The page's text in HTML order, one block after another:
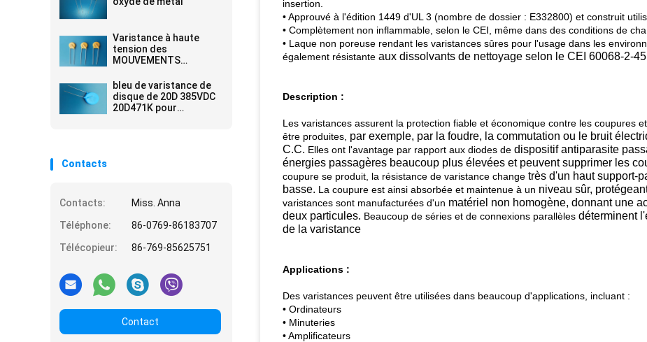
Varistance à haute
tension des
MOUVEMENTS
d'oxyde de zinc
bleu de varistance de
disque de 20D 385VDC
20D471K pour
Contacts
Contacts:
Miss. Anna
Téléphone:
86-0769-86183707
Télécopieur:
86-769-85625751
Contact
insertion.
• Approuvé à l'édition 1449 d'UL 3 (nombre de dossier : E332800) et construit
• Complètement non inflammable, selon le CEI, même dans des conditions de
• Laque non poreuse rendant les varistances sûres pour l'usage dans les
également résistante aux dissolvants de nettoyage selon le CEI 60068-2-
Description :
Les varistances assurent la protection fiable et économique contre les coupures
être produites, par exemple, par la foudre, la commutation ou le bruit
C.C. Elles ont l'avantage par rapport aux diodes de dispositif antiparasite
énergies passagères beaucoup plus élevées et peuvent supprimer les
coupure se produit, la résistance de varistance change très d'un haut support-
basse. La coupure est ainsi absorbée et maintenue à un niveau sûr,
varistances sont manufacturées d'un matériel non homogène, donnant une
deux particules. Beaucoup de séries et de connexions parallèles déterminent
de la varistance
Applications :
Des varistances peuvent être utilisées dans beaucoup d'applications, incluant :
• Ordinateurs
• Minuteries
• Amplificateurs